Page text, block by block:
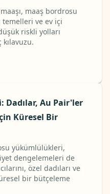
maaş bordrosu
ve ev içi
riskli yolları
Dadılar, Au Pair'ler
Küresel Bir
yükümlülükleri,
dengelemeleri de
özel dadıları ve
bir bütçeleme